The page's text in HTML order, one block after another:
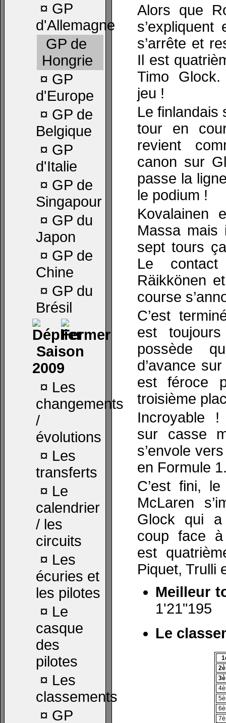
¤ GP
d'Allemagne
GP de
Hongrie
¤ GP
d'Europe
¤ GP de
Belgique
¤ GP
d'Italie
¤ GP de
Singapour
¤ GP du
Japon
¤ GP de
Chine
¤ GP du
Brésil
Saison
2009
¤ Les
changements
/
évolutions
¤ Les
transferts
¤ Le
calendrier
/ les
circuits
¤ Les
écuries et
les pilotes
¤ Le
casque
des
pilotes
¤ Les
classements
¤ GP
Alors que
s’arrête et
Il est
Timo
jeu !
Le finlandais
tour en
revient
canon sur
passe la
le podium !
Kovalainen
Massa
sept tours
Le
Räikkönen
course
C’est
est
possède
d’avance
est féroce
troisième
Incroyable !
sur casse
s’envole
en Formule
C’est fini,
McLaren
Glock qui a
coup face à
est
Piquet, Trulli
Meilleur
1'21"195
Le